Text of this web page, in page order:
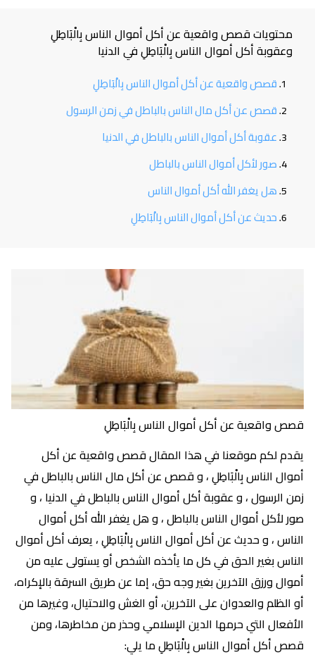
محتويات قصص واقعية عن أكل أموال الناس بِالْبَاطِلِ
وعقوبة أكل أموال الناس بِالْبَاطِلِ في الدنيا
قصص واقعية عن أكل أموال الناس بِالْبَاطِلِ
قصص عن أكل مال الناس بالباطل في زمن الرسول
عقوبة أكل أموال الناس بالباطل في الدنيا
صور لأكل أموال الناس بالباطل
هل يغفر الله أكل أموال الناس
حديث عن أكل أموال الناس بِالْبَاطِلِ
قصص واقعية عن أكل أموال الناس بِالْبَاطِلِ
يقدم لكم موقعنا في هذا المقال قصص واقعية عن أكل
أموال الناس بِالْبَاطِلِ ، و قصص عن أكل مال الناس بالباطل في
زمن الرسول ، و عقوبة أكل أموال الناس بالباطل في الدنيا ، و
صور لأكل أموال الناس بالباطل ، و هل يغفر الله أكل أموال
الناس ، و حديث عن أكل أموال الناس بِالْبَاطِلِ ، يعرف أكل أموال
الناس بغير الحق في كل ما يأخذه الشخص أو يستولى عليه من
أموال ورزق الآخرين بغير وجه حق، إما عن طريق السرقة بالإكراه،
أو الظلم والعدوان على الآخرين، أو الغش والاحتيال، وغيرها من
الأفعال التي حرمها الدين الإسلامي وحذر من مخاطرها، ومن
قصص أكل أموال الناس بِالْبَاطِلِ ما يلي: